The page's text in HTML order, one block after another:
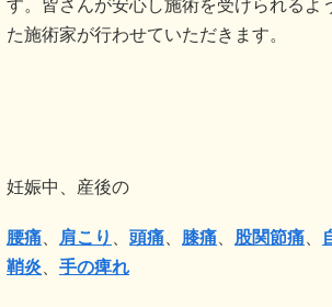
す。皆さんが安心し施術を受けられるよ
た施術家が行わせていただきます。
妊娠中、産後の
腰痛 肩こり 頭痛 膝痛 股関節痛
鞘炎
手の痺れ